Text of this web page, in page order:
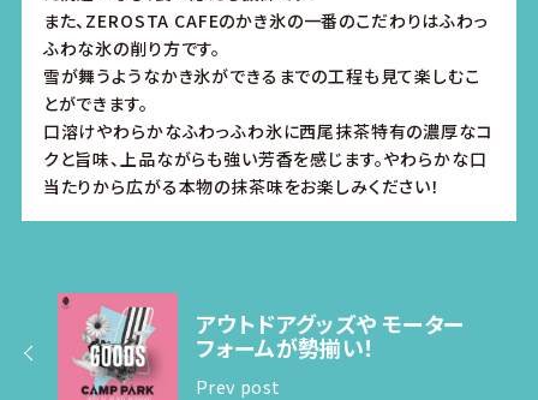
また、ZEROSTA CAFEのかき氷の一番のこだわりはふわっ
ふわな氷の削り方です。
雪が舞うようなかき氷ができるまでの工程も見て楽しむこ
とができます。
口溶けやわらかなふわっふわ氷に西尾抹茶特有の濃厚なコ
クと旨味、上品ながらも強い芳香を感じます。やわらかな口
当たりから広がる本物の抹茶味をお楽しみください！
アウトドアグッズや モーター
フォームが勢揃い！
Prev post